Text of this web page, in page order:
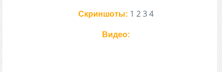
Скриншоты: 1 234
Видео: